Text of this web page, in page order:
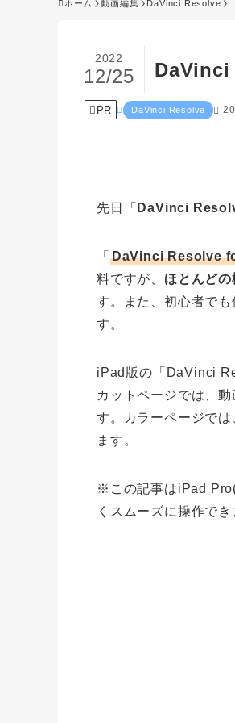
ホーム 動画編集 DaVinci Resolve
DaVinci
2022
12/25
PR DaVinci Resolve
先日「 DaVinci
「 DaVinci Resolve
料ですが、 ほとんど
す。また、初心者で
す。
iPad版の「DaVinci
カットページでは、
す。カラーページで
ます。
※この記事はiPad
くスムーズに操作でき